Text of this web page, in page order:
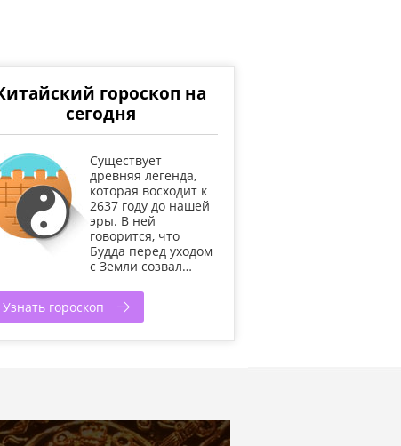
гороскоп на
сегодня
Существует
древняя легенда,
которая восходит к
2637 году до нашей
эры. В ней
говорится, что
Будда перед уходом
с Земли созвал…
Узнать гороскоп